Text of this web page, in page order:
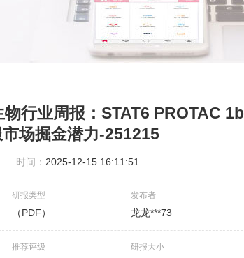
行业周报：STAT6 PROTAC 1b
场掘金潜力-251215
时间： 2025-12-15 16:11:51
研报类型
（PDF）
发布者
龙龙***73
推荐评级 研报大小